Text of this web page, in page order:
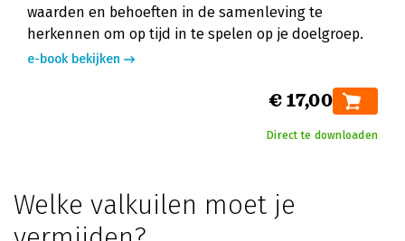
waarden en behoeften in de samenleving te
herkennen om op tijd in te spelen op je doelgroep.
e-book bekijken
€ 17,00
Direct te downloaden
Welke valkuilen moet je